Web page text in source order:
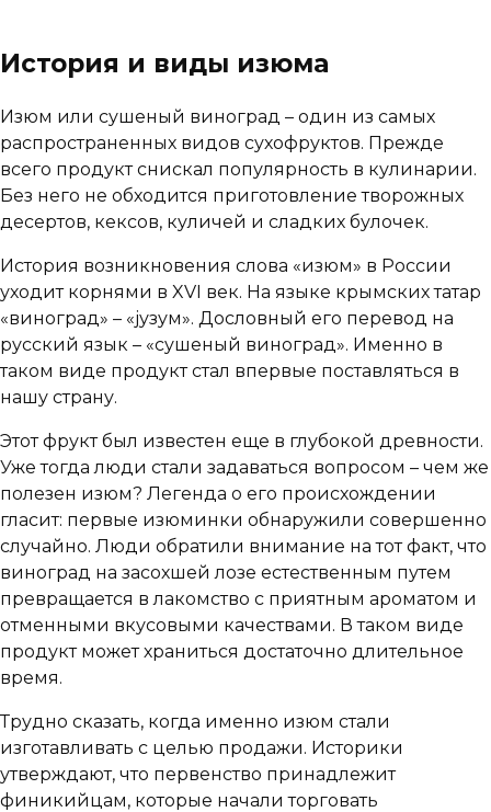
История и виды изюма
Изюм или сушеный виноград – один из самых
распространенных видов сухофруктов. Прежде
всего продукт снискал популярность в кулинарии.
Без него не обходится приготовление творожных
десертов, кексов, куличей и сладких булочек.
История возникновения слова «изюм» в России
уходит корнями в XVI век. На языке крымских татар
«виноград» – «jузум». Дословный его перевод на
русский язык – «сушеный виноград». Именно в
таком виде продукт стал впервые поставляться в
нашу страну.
Этот фрукт был известен еще в глубокой древности.
Уже тогда люди стали задаваться вопросом – чем же
полезен изюм? Легенда о его происхождении
гласит: первые изюминки обнаружили совершенно
случайно. Люди обратили внимание на тот факт, что
виноград на засохшей лозе естественным путем
превращается в лакомство с приятным ароматом и
отменными вкусовыми качествами. В таком виде
продукт может храниться достаточно длительное
время.
Трудно сказать, когда именно изюм стали
изготавливать с целью продажи. Историки
утверждают, что первенство принадлежит
финикийцам, которые начали торговать